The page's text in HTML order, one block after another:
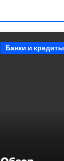
Банки и кредиты